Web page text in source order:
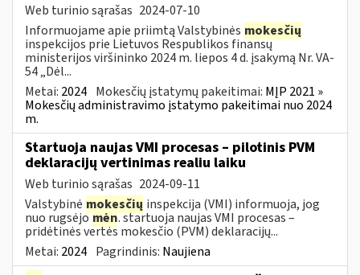
Web turinio sąrašas 2024-07-10
Informuojame apie priimtą Valstybinės mokesčių
inspekcijos prie Lietuvos Respublikos finansų
ministerijos viršininko 2024 m. liepos 4 d. įsakymą Nr. VA-
54 „Dėl...
Metai: 2024 Mokesčių įstatymų pakeitimai: MĮP 2021 »
Mokesčių administravimo įstatymo pakeitimai nuo 2024
m.
Startuoja naujas VMI procesas – pilotinis PVM
deklaracijų vertinimas realiu laiku
Web turinio sąrašas 2024-09-11
Valstybinė mokesčių inspekcija (VMI) informuoja, jog
nuo rugsėjomėn. startuoja naujas VMI procesas –
pridėtinės vertės mokesčio (PVM) deklaracijų...
Metai: 2024 Pagrindinis: Naujiena